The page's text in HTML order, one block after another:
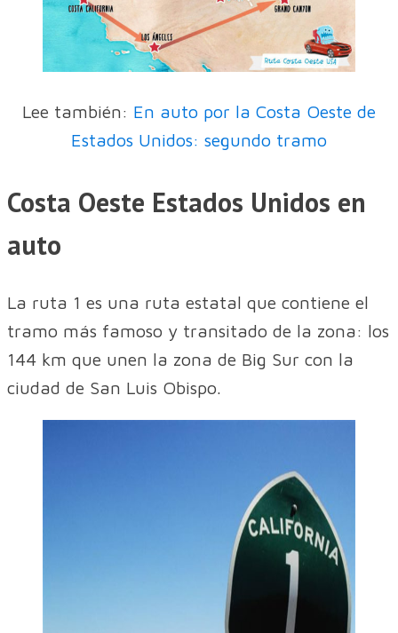
Lee también: En auto por la Costa Oeste de
Estados Unidos: segundo tramo
Costa Oeste Estados Unidos en
auto
La ruta 1 es una ruta estatal que contiene el
tramo más famoso y transitado de la zona: los
144 km que unen la zona de Big Sur con la
ciudad de San Luis Obispo.